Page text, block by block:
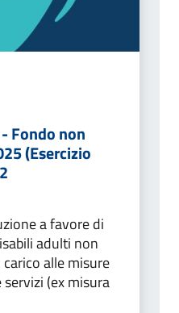
Fondo non
(Esercizio
a favore di
adulti non
alle misure
(ex misura